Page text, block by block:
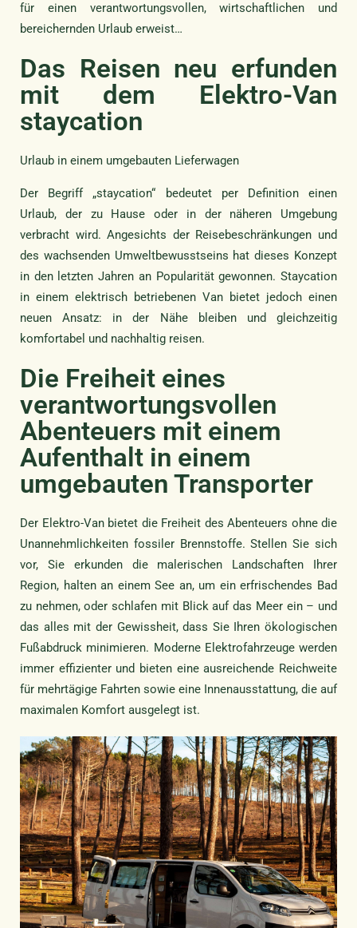
für einen verantwortungsvollen, wirtschaftlichen und
bereichernden Urlaub erweist…
Das Reisen neu erfunden
mit dem Elektro-Van
staycation
Urlaub in einem umgebauten Lieferwagen
Der Begriff „staycation“ bedeutet per Definition einen
Urlaub, der zu Hause oder in der näheren Umgebung
verbracht wird. Angesichts der Reisebeschränkungen und
des wachsenden Umweltbewusstseins hat dieses Konzept
in den letzten Jahren an Popularität gewonnen. Staycation
in einem elektrisch betriebenen Van bietet jedoch einen
neuen Ansatz: in der Nähe bleiben und gleichzeitig
komfortabel und nachhaltig reisen.
Die Freiheit eines
verantwortungsvollen
Abenteuers mit einem
Aufenthalt in einem
umgebauten Transporter
Der Elektro-Van bietet die Freiheit des Abenteuers ohne die
Unannehmlichkeiten fossiler Brennstoffe. Stellen Sie sich
vor, Sie erkunden die malerischen Landschaften Ihrer
Region, halten an einem See an, um ein erfrischendes Bad
zu nehmen, oder schlafen mit Blick auf das Meer ein – und
das alles mit der Gewissheit, dass Sie Ihren ökologischen
Fußabdruck minimieren. Moderne Elektrofahrzeuge werden
immer effizienter und bieten eine ausreichende Reichweite
für mehrtägige Fahrten sowie eine Innenausstattung, die auf
maximalen Komfort ausgelegt ist.